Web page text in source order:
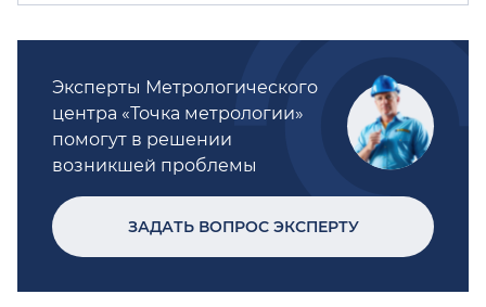
Эксперты Метрологического
центра «Точка метрологии»
помогут в решении
возникшей проблемы
ЗАДАТЬ ВОПРОС ЭКСПЕРТУ